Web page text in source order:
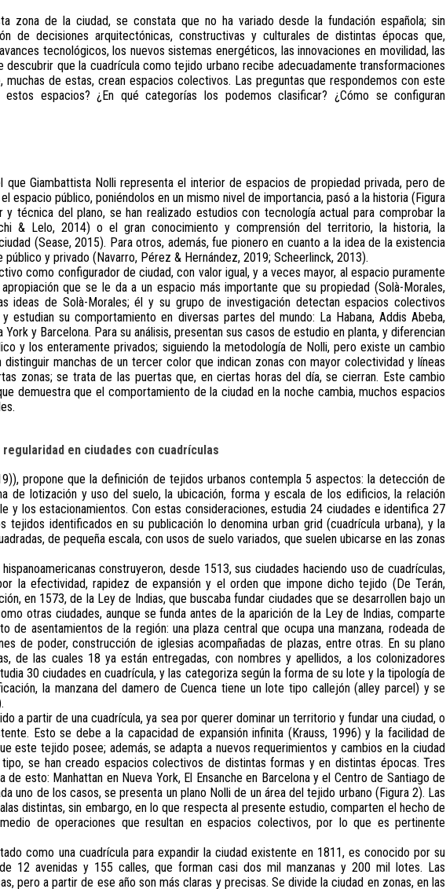
zona de la ciudad, se constata que no ha variado desde la fundación española; sin
de decisiones arquitectónicas, constructivas y culturales de distintas épocas que,
tecnológicos, los nuevos sistemas energéticos, las innovaciones en movilidad, las
descubrir que la cuadrícula como tejido urbano recibe adecuadamente transformaciones
muchas de estas, crean espacios colectivos. Las preguntas que respondemos con este
espacios? ¿En qué categorías los podemos clasificar? ¿Cómo se configuran
que Giambattista Nolli representa el interior de espacios de propiedad privada, pero de
espacio público, poniéndolos en un mismo nivel de importancia, pasó a la historia (Figura
y técnica del plano, se han realizado estudios con tecnología actual para comprobar la
& Lelo, 2014) o el gran conocimiento y comprensión del territorio, la historia, la
(Sease, 2015). Para otros, además, fue pionero en cuanto a la idea de la existencia
y privado (Navarro, Pérez & Hernández, 2019; Scheerlinck, 2013).
como configurador de ciudad, con valor igual, y a veces mayor, al espacio puramente
que se le da a un espacio más importante que su propiedad (Solà-Morales,
ideas de Solà-Morales; él y su grupo de investigación detectan espacios colectivos
estudian su comportamiento en diversas partes del mundo: La Habana, Addis Abeba,
York y Barcelona. Para su análisis, presentan sus casos de estudio en planta, y diferencian
y los enteramente privados; siguiendo la metodología de Nolli, pero existe un cambio
manchas de un tercer color que indican zonas con mayor colectividad y líneas
zonas; se trata de las puertas que, en ciertas horas del día, se cierran. Este cambio
demuestra que el comportamiento de la ciudad en la noche cambia, muchos espacios
en ciudades con cuadrículas
propone que la definición de tejidos urbanos contempla 5 aspectos: la detección de
de lotización y uso del suelo, la ubicación, forma y escala de los edificios, la relación
y los estacionamientos. Con estas consideraciones, estudia 24 ciudades e identifica 27
tejidos identificados en su publicación lo denomina urban grid (cuadrícula urbana), y la
de pequeña escala, con usos de suelo variados, que suelen ubicarse en las zonas
construyeron, desde 1513, sus ciudades haciendo uso de cuadrículas,
la efectividad, rapidez de expansión y el orden que impone dicho tejido (De Terán,
en 1573, de la Ley de Indias, que buscaba fundar ciudades que se desarrollen bajo un
otras ciudades, aunque se funda antes de la aparición de la Ley de Indias, comparte
de asentamientos de la región: una plaza central que ocupa una manzana, rodeada de
de poder, construcción de iglesias acompañadas de plazas, entre otras. En su plano
de las cuales 18 ya están entregadas, con nombres y apellidos, a los colonizadores
30 ciudades en cuadrícula, y las categoriza según la forma de su lote y la tipología de
la manzana del damero de Cuenca tiene un lote tipo callejón (alley parcel) y se
a partir de una cuadrícula, ya sea por querer dominar un territorio y fundar una ciudad, o
Esto se debe a la capacidad de expansión infinita (Krauss, 1996) y la facilidad de
este tejido posee; además, se adapta a nuevos requerimientos y cambios en la ciudad
se han creado espacios colectivos de distintas formas y en distintas épocas. Tres
de esto: Manhattan en Nueva York, El Ensanche en Barcelona y el Centro de Santiago de
uno de los casos, se presenta un plano Nolli de un área del tejido urbano (Figura 2). Las
distintas, sin embargo, en lo que respecta al presente estudio, comparten el hecho de
de operaciones que resultan en espacios colectivos, por lo que es pertinente
como una cuadrícula para expandir la ciudad existente en 1811, es conocido por su
12 avenidas y 155 calles, que forman casi dos mil manzanas y 200 mil lotes. Las
pero a partir de ese año son más claras y precisas. Se divide la ciudad en zonas, en las